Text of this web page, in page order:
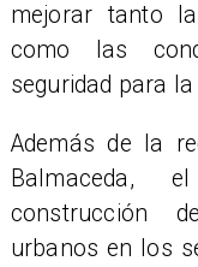
mejorar tanto
como las
seguridad para
​Además de la
Balmaceda,
construcción
urbanos en los